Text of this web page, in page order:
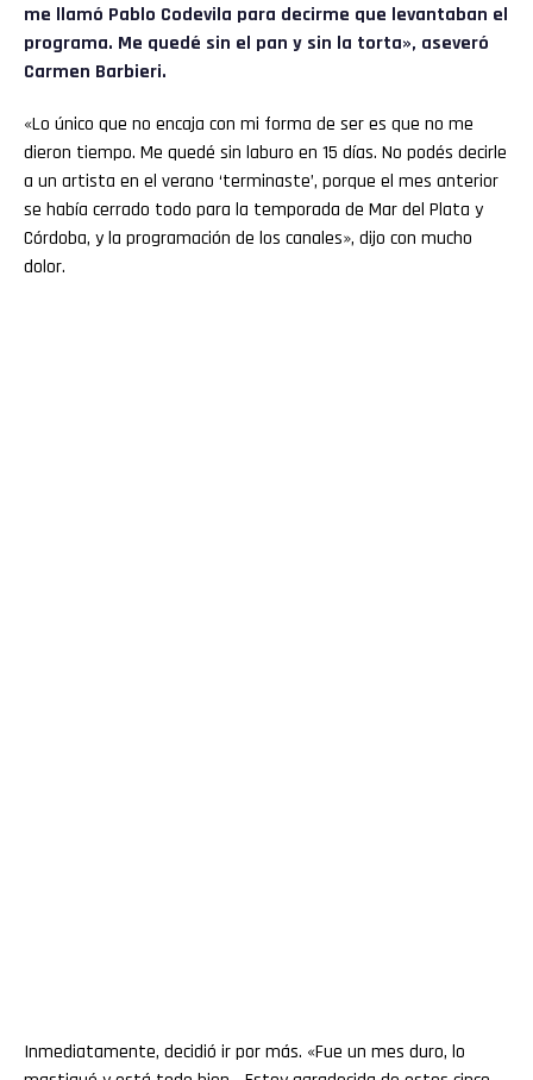
me llamó Pablo Codevila para decirme que levantaban el
programa. Me quedé sin el pan y sin la torta», aseveró
Carmen Barbieri.
«Lo único que no encaja con mi forma de ser es que no me
dieron tiempo. Me quedé sin laburo en 15 días. No podés decirle
a un artista en el verano ‘terminaste’, porque el mes anterior
se había cerrado todo para la temporada de Mar del Plata y
Córdoba, y la programación de los canales», dijo con mucho
dolor.
Inmediatamente, decidió ir por más. «Fue un mes duro, lo